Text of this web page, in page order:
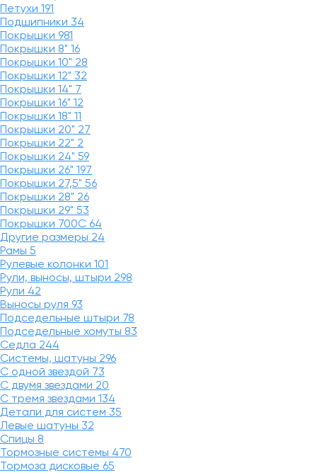
Петухи 191
Подшипники 34
Покрышки 981
Покрышки 8" 16
Покрышки 10" 28
Покрышки 12" 32
Покрышки 14" 7
Покрышки 16" 12
Покрышки 18" 11
Покрышки 20" 27
Покрышки 22" 2
Покрышки 24" 59
Покрышки 26" 197
Покрышки 27,5" 56
Покрышки 28" 26
Покрышки 29" 53
Покрышки 700C 64
Другие размеры 24
Рамы 5
Рулевые колонки 101
Рули, выносы, штыри 298
Рули 42
Выносы руля 93
Подседельные штыри 78
Подседельные хомуты 83
Седла 244
Системы, шатуны 296
С одной звездой 73
С двумя звездами 20
С тремя звездами 134
Детали для систем 35
Левые шатуны 32
Спицы 8
Тормозные системы 470
Тормоза дисковые 65